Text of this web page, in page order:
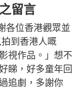
留言
各位香港觀眾並
到香港人嘅
視作品。」想不
睇，好多童年回
追劇，多謝你